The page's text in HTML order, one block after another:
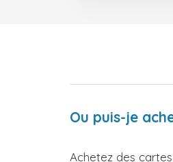
Ou puis-je
Achetez des